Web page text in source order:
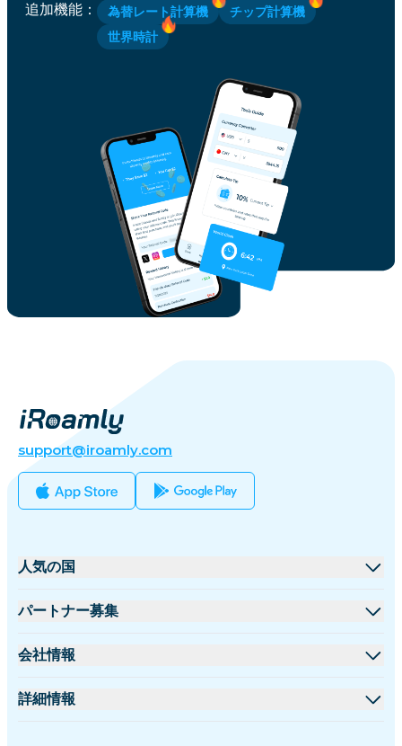
追加機能 ： 為替レート計算機
チップ計算機
世界時計
support@iroamly.com
人気の国
アメリカ合衆国
フランス
パートナー募集
卸売プラットフォーム
会社情報
iRoamlyについて
詳細情報